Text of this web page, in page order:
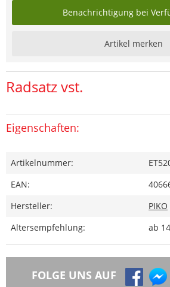
Benachrichtigung bei
Artikel merken
Radsatz vst.
Eigenschaften:
Artikelnummer:
EAN:
Hersteller:
PIKO
Altersempfehlung:
ab
FOLGE UNS AUF